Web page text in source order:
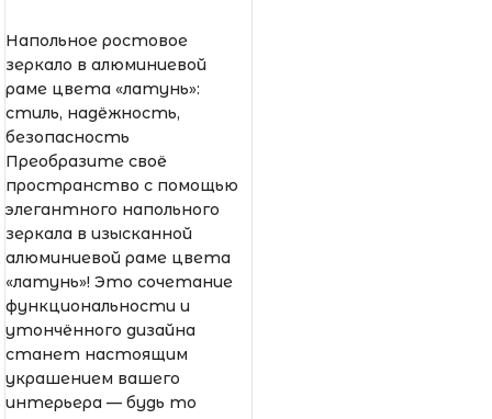
Напольное ростовое
зеркало в алюминиевой
раме цвета «латунь»:
стиль, надёжность,
безопасность
Преобразите своё
пространство с помощью
элегантного напольного
зеркала в изысканной
алюминиевой раме цвета
«латунь»! Это сочетание
функциональности и
утончённого дизайна
станет настоящим
украшением вашего
интерьера — будь то